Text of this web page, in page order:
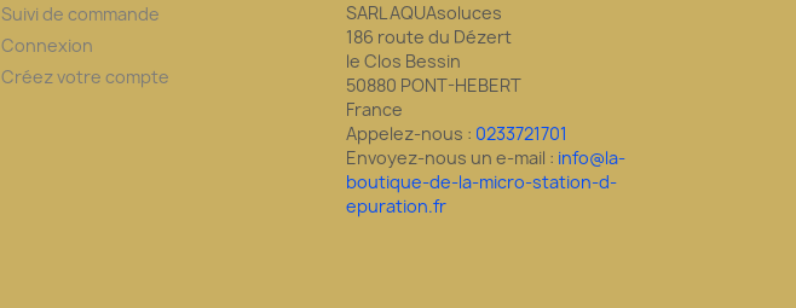
Suivi de commande
Connexion
Créez votre compte
SARL AQUAsoluces
186 route du Dézert
le Clos Bessin
50880 PONT-HEBERT
France
Appelez-nous : 0233721701
Envoyez-nous un e-mail : info@la-
boutique-de-la-micro-station-d-
epuration.fr